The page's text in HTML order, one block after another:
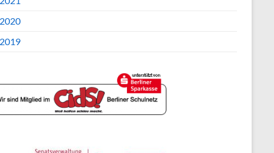
2020
2019